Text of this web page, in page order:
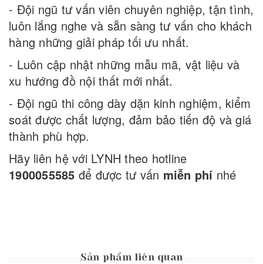
- Đội ngũ tư vấn viên chuyên nghiệp, tận tình,
luôn lắng nghe và sẵn sàng tư vấn cho khách
hàng những giải pháp tối ưu nhất.
- Luôn cập nhật những mẫu mã, vật liệu và
xu hướng đồ nội thất mới nhất.
- Đội ngũ thi công dày dặn kinh nghiệm, kiểm
soát được chất lượng, đảm bảo tiến độ và giá
thành phù hợp.
Hãy liên hệ với LYNH theo hotline
1900055585 để được tư vấn miễn phí nhé
Sản phẩm liên quan